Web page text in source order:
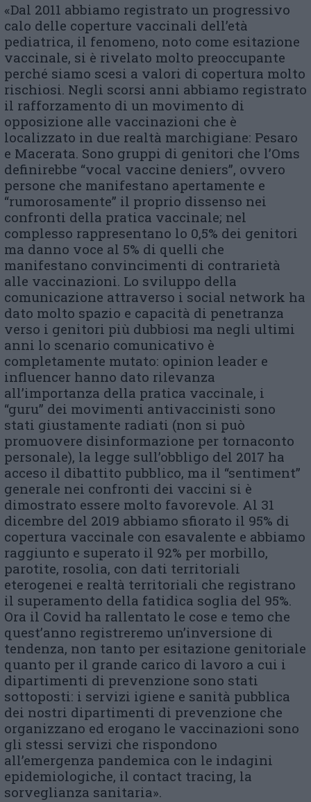
«Dal 2011 abbiamo registrato un progressivo
calo delle coperture vaccinali dell’età
pediatrica, il fenomeno, noto come esitazione
vaccinale, si è rivelato molto preoccupante
perché siamo scesi a valori di copertura molto
rischiosi. Negli scorsi anni abbiamo registrato
il rafforzamento di un movimento di
opposizione alle vaccinazioni che è
localizzato in due realtà marchigiane: Pesaro
e Macerata. Sono gruppi di genitori che l’Oms
definirebbe “vocal vaccine deniers”, ovvero
persone che manifestano apertamente e
“rumorosamente” il proprio dissenso nei
confronti della pratica vaccinale; nel
complesso rappresentano lo 0,5% dei genitori
ma danno voce al 5% di quelli che
manifestano convincimenti di contrarietà
alle vaccinazioni. Lo sviluppo della
comunicazione attraverso i social network ha
dato molto spazio e capacità di penetranza
verso i genitori più dubbiosi ma negli ultimi
anni lo scenario comunicativo è
completamente mutato: opinion leader e
influencer hanno dato rilevanza
all’importanza della pratica vaccinale, i
“guru” dei movimenti antivaccinisti sono
stati giustamente radiati (non si può
promuovere disinformazione per tornaconto
personale), la legge sull’obbligo del 2017 ha
acceso il dibattito pubblico, ma il “sentiment”
generale nei confronti dei vaccini si è
dimostrato essere molto favorevole. Al 31
dicembre del 2019 abbiamo sfiorato il 95% di
copertura vaccinale con esavalente e abbiamo
raggiunto e superato il 92% per morbillo,
parotite, rosolia, con dati territoriali
eterogenei e realtà territoriali che registrano
il superamento della fatidica soglia del 95%.
Ora il Covid ha rallentato le cose e temo che
quest’anno registreremo un’inversione di
tendenza, non tanto per esitazione genitoriale
quanto per il grande carico di lavoro a cui i
dipartimenti di prevenzione sono stati
sottoposti: i servizi igiene e sanità pubblica
dei nostri dipartimenti di prevenzione che
organizzano ed erogano le vaccinazioni sono
gli stessi servizi che rispondono
all’emergenza pandemica con le indagini
epidemiologiche, il contact tracing, la
sorveglianza sanitaria».